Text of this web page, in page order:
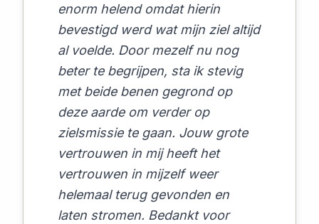
enorm helend omdat hierin
bevestigd werd wat mijn ziel altijd
al voelde. Door mezelf nu nog
beter te begrijpen, sta ik stevig
met beide benen gegrond op
deze aarde om verder op
zielsmissie te gaan. Jouw grote
vertrouwen in mij heeft het
vertrouwen in mijzelf weer
helemaal terug gevonden en
laten stromen. Bedankt voor